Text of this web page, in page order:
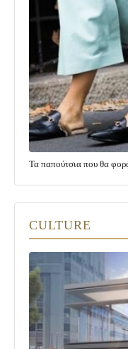
Τα παπούτσια που θα
CULTURE